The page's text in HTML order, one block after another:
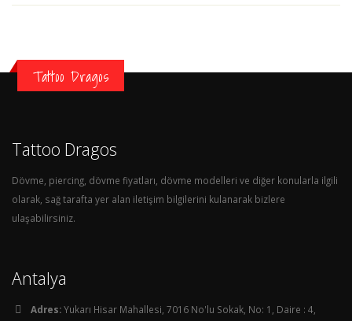
Tattoo Dragos
Tattoo Dragos
Dövme, piercing, dövme fiyatları, dövme modelleri ve diğer konularla ilgili
olarak, sağ tarafta yer alan iletişim bilgilerini kulanarak bizlere
ulaşabilirsiniz.
Antalya
Adres:Yukarı Hisar Mahallesi, 7016 No'lu Sokak, No: 1, Daire : 4,